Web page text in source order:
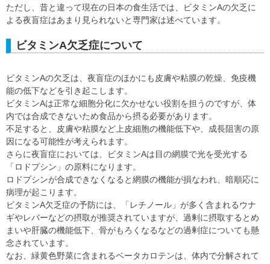
ただし、昔と違って現在の日本の食生活では、ビタミンAの欠乏に
よる夜盲症はあまり見られないと専門家は述べています。
ビタミンA欠乏症について
ビタミンAの欠乏は、夜盲症のほかにも皮膚や粘膜の乾燥、免疫機
能の低下などを引き起こします。
ビタミンAは正常な細胞分化に欠かせない役割を担うのですが、体
内では合成できないため食品から摂る必要があります。
不足すると、皮膚や粘膜など上皮細胞の機能低下や、成長阻害の原
因になる可能性が考えられます。
さらに夜盲症においては、ビタミンAは目の網膜で光を受光する
「ロドプシン」の原料になります。
ロドプシンが合成できなくなると網膜の機能が損なわれ、暗順応に
病理が起こります。
ビタミンA欠乏症の予防には、「レチノール」が多く含まれるウナ
ギやレバーなどの摂取が推奨されていますが、過剰に摂取するとめ
まいや肝臓の機能低下、骨がもろくなるなどの過剰症についても懸
念されています。
なお、緑黄色野菜に含まれるベータカロテンは、体内で分解されて